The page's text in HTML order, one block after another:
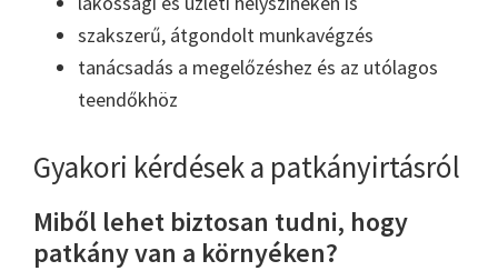
szakszerű, átgondolt munkavégzés
tanácsadás a megelőzéshez és az utólagos
teendőkhöz
Gyakori kérdések a patkányirtásról
Miből lehet biztosan tudni, hogy
patkány van a környéken?